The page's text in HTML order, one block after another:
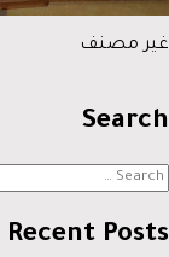
غير مصنف
navigation
Search
Search
for:
Recent Posts